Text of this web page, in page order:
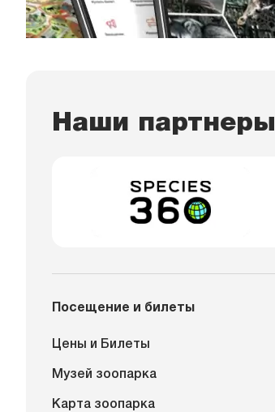
Наши партнеры
Посещение и билеты
Цены и Билеты
Музей зоопарка
Карта зоопарка